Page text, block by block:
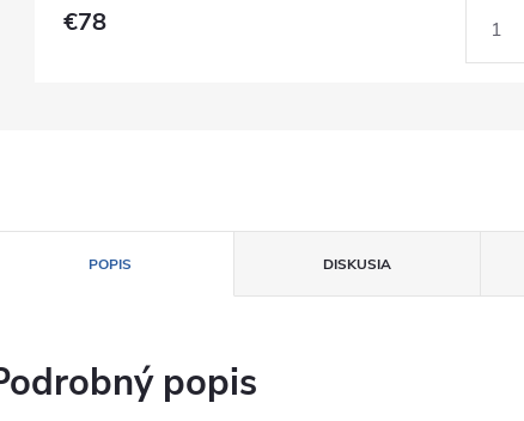
€78
POPIS DISKUSIA
popis